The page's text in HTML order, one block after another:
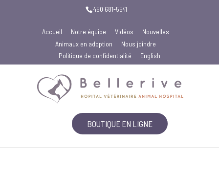
450 681-5541
Accueil Notre équipe Vidéos
Nouvelles
Animaux en adoption
Nous joindre
Politique de confidentialité
English
BOUTIQUE EN LIGNE